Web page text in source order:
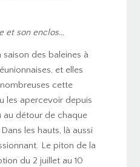
et son enclos…
saison des baleines à
et elles
cette
les apercevoir depuis
au détour de chaque
les hauts, là aussi
Le piton de la
du 2 juillet au 10